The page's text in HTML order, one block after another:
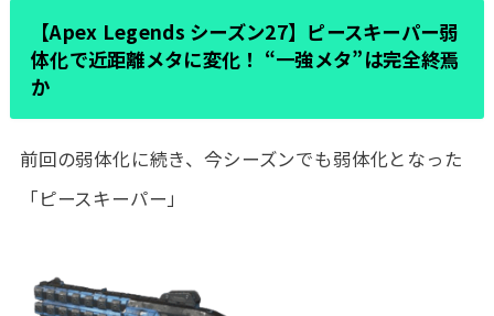
【Apex Legends シーズン27】ピースキーパー弱
体化で近距離メタに変化！ “一強メタ”は完全終焉
か
前回の弱体化に続き、今シーズンでも弱体化となった
「ピースキーパー」